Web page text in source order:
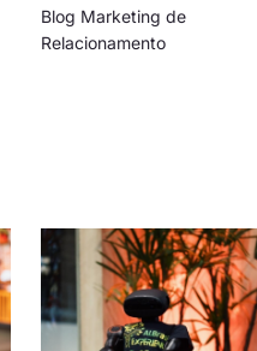
Blog Marketing de
Relacionamento